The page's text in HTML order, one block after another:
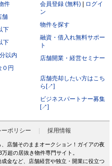
件
舗
下
下
以内
０円
会員登録 (無料)
ログイ
ン
物件を探す
融資・借入れ無料サポー
ト
店舗開業・経営セミナー
店舗売却したい方はこち
ら[↗]
ビジネスパートナー募集
[↗]
ポリシー 採用情報
店舗そのままオークション！ガイアの夜
超の居抜き物件専門サイト。
金など、店舗経営や独立・開業に役立つ